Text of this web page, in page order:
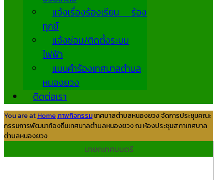
แจ้งเรื่องร้องเรียน ร้อง
ทุกข์
แจ้งซ่อม/ติดตั้งระบบ
ไฟฟ้า
แบบคำร้องเทศบาลตำบล
หนองยวง
ติดต่อเรา
You are atHomeภาพกิจกรรมเทศบาลตำบลหนองยวง จัดการประชุมคณะ
กรรมการพัฒนาท้องถิ่นเทศบาลตำบลหนองยวง ณ ห้องประชุมสภาเทศบาล
ตำบลหนองยวง
นายกเทศมนตรี